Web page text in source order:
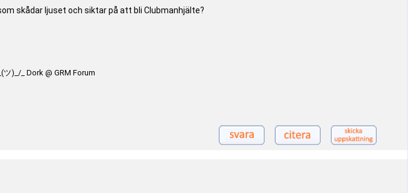
skådar ljuset och siktar på att bli Clubmanhjälte?
)_/_ Dork @ GRM Forum